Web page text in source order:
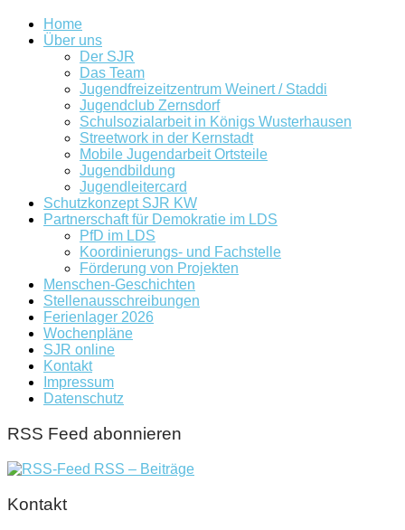
Home
Über uns
Der SJR
Das Team
Jugendfreizeitzentrum Weinert / Staddi
Jugendclub Zernsdorf
Schulsozialarbeit in Königs Wusterhausen
Streetwork in der Kernstadt
Mobile Jugendarbeit Ortsteile
Jugendbildung
Jugendleitercard
Schutzkonzept SJR KW
Partnerschaft für Demokratie im LDS
PfD im LDS
Koordinierungs- und Fachstelle
Förderung von Projekten
Menschen-Geschichten
Stellenausschreibungen
Ferienlager 2026
Wochenpläne
SJR online
Kontakt
Impressum
Datenschutz
RSS Feed abonnieren
RSS – Beiträge
Kontakt